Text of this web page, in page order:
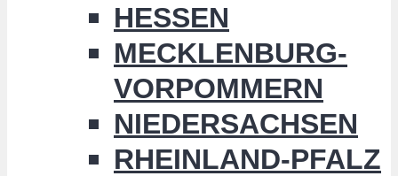
HESSEN
MECKLENBURG-
VORPOMMERN
NIEDERSACHSEN
RHEINLAND-PFALZ